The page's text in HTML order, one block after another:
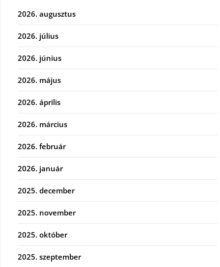
2026. augusztus
2026. július
2026. június
2026. május
2026. április
2026. március
2026. február
2026. január
2025. december
2025. november
2025. október
2025. szeptember